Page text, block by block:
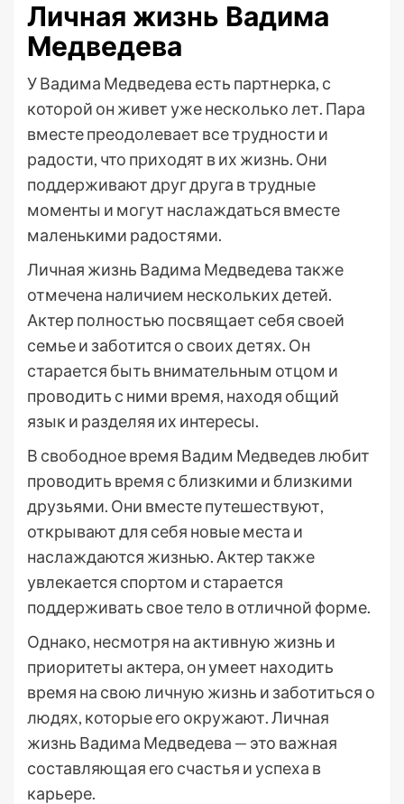
Личная жизнь Вадима
Медведева
У Вадима Медведева есть партнерка, с
которой он живет уже несколько лет. Пара
вместе преодолевает все трудности и
радости, что приходят в их жизнь. Они
поддерживают друг друга в трудные
моменты и могут наслаждаться вместе
маленькими радостями.
Личная жизнь Вадима Медведева также
отмечена наличием нескольких детей.
Актер полностью посвящает себя своей
семье и заботится о своих детях. Он
старается быть внимательным отцом и
проводить с ними время, находя общий
язык и разделяя их интересы.
В свободное время Вадим Медведев любит
проводить время с близкими и близкими
друзьями. Они вместе путешествуют,
открывают для себя новые места и
наслаждаются жизнью. Актер также
увлекается спортом и старается
поддерживать свое тело в отличной форме.
Однако, несмотря на активную жизнь и
приоритеты актера, он умеет находить
время на свою личную жизнь и заботиться о
людях, которые его окружают. Личная
жизнь Вадима Медведева — это важная
составляющая его счастья и успеха в
карьере.